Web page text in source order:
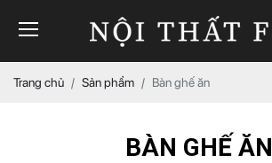
Trang chủ Sản phẩm Bàn ghế ăn
BÀN GHẾ ĂN